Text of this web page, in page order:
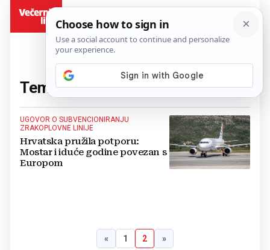
Tema:Marko Đuzel(11 članaka)
UGOVOR O SUBVENCIONIRANJU
ZRAKOPLOVNE LINIJE
Hrvatska pružila potporu:
Mostar i iduće godine povezan s
Europom
« 1 2 »